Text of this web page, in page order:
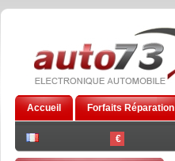
€
Accueil Forfaits Réparation